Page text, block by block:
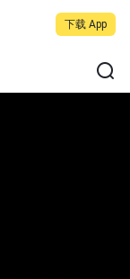
下载 App